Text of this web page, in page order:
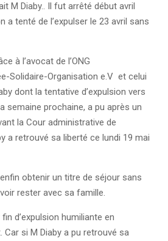
M Diaby.. Il fut arrêté début avril
a tenté de l’expulser le 23 avril sans
à l’avocat de l’ONG
Solidaire-Organisation e.V et celui
dont la tentative d’expulsion vers
semaine prochaine, a pu après un
la Cour administrative de
a retrouvé sa liberté ce lundi 19 mai
obtenir un titre de séjour sans
rester avec sa famille.
d’expulsion humiliante en
Car si M Diaby a pu retrouvé sa